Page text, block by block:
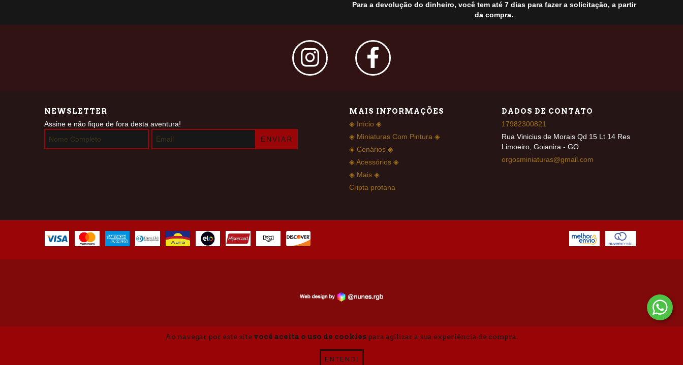
Ao navegar por este site você aceita o uso de cookies para agilizar a sua experiência de compra.
ENTENDI
Para a devolução do dinheiro, você tem até 7 dias para fazer a solicitação, a partir
da compra.
NEWSLETTER
Assine e não fique de fora desta aventura!
MAIS INFORMAÇÕES
◈ Início ◈
◈ Miniaturas Com Pintura ◈
◈ Cenários ◈
◈ Acessórios ◈
◈ Mais ◈
Cripta profana
DADOS DE CONTATO
17982300821
Rua Vinicius de Morais Qd 15 Lt 14 Res
Limoeiro, Goianira - GO
orgosminiaturas@gmail.com